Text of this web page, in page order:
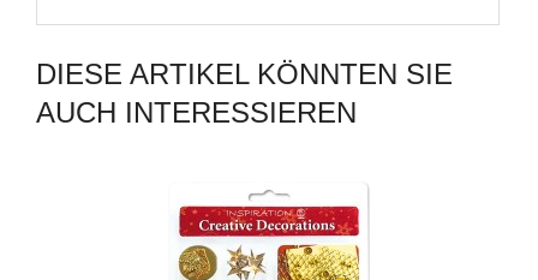
DIESE ARTIKEL KÖNNTEN SIE
AUCH INTERESSIEREN